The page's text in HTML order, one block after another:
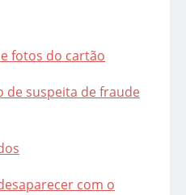
fotos do cartão
de suspeita de fraude
com o